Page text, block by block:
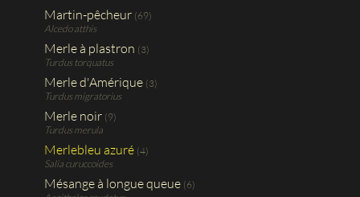
Martin-pêcheur (69)
Alcedo atthis
Merle à plastron (3)
Turdus torquatus
Merle d'Amérique (3)
Turdus migratorius
Merle noir (9)
Turdus merula
Merlebleu azuré (4)
Salia curuccoides
Mésange à longue queue (6)